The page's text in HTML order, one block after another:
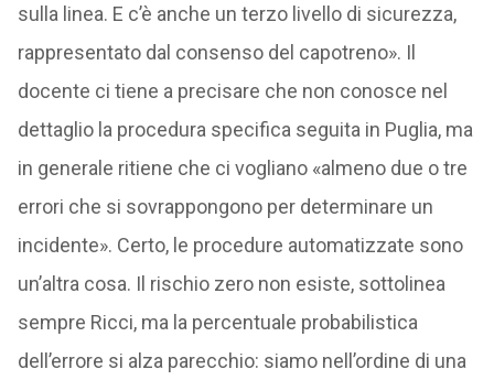
sulla linea. E c’è anche un terzo livello di sicurezza,
rappresentato dal consenso del capotreno». Il
docente ci tiene a precisare che non conosce nel
dettaglio la procedura specifica seguita in Puglia, ma
in generale ritiene che ci vogliano «almeno due o tre
errori che si sovrappongono per determinare un
incidente». Certo, le procedure automatizzate sono
un’altra cosa. Il rischio zero non esiste, sottolinea
sempre Ricci, ma la percentuale probabilistica
dell’errore si alza parecchio: siamo nell’ordine di una